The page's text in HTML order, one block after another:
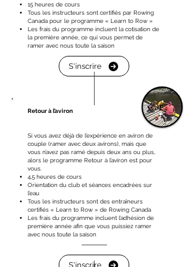
15 heures de cours
Tous les instructeurs sont certifiés par Rowing
Canada pour le programme « Learn to Row »
Les frais du programme incluent la cotisation de
la première année, ce qui vous permet de
ramer avec nous toute la saison
S'inscrire
Retour à l’aviron
Si vous avez déjà de l’expérience en aviron de
couple (ramer avec deux avirons), mais que
vous n’avez pas ramé depuis deux ans ou plus,
alors le programme Retour à l’aviron est pour
vous.
4,5 heures de cours
Orientation du club et séances encadrées sur
l’eau
Tous les instructeurs sont des entraîneurs
certifiés « Learn to Row » de Rowing Canada
Les frais du programme incluent l’adhésion de
première année afin que vous puissiez ramer
avec nous toute la saison
S'inscrire